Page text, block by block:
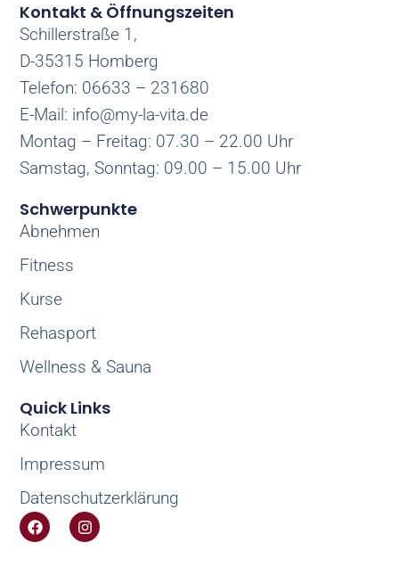
Schwerpunkte
Abnehmen
Fitness
Kurse
Rehasport
Wellness & Sauna
Quick Links
Kontakt
Impressum
Datenschutzerklärung
Kontakt & Öffnungszeiten
Schillerstraße 1,
D-35315 Homberg
Telefon: 06633 – 231680
E-Mail: info@my-la-vita.de
Montag – Freitag: 07.30 – 22.00 Uhr
Samstag, Sonntag: 09.00 – 15.00 Uhr